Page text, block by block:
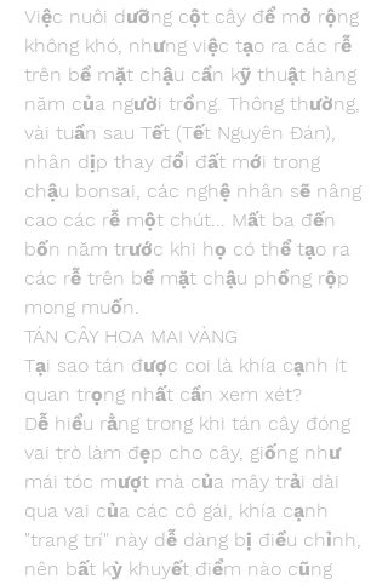
Việc nuôi dưỡng cột cây để mở rộng
không khó, nhưng việc tạo ra các rễ
trên bề mặt chậu cần kỹ thuật hàng
năm của người trồng. Thông thường,
vài tuần sau Tết (Tết Nguyên Đán),
nhân dịp thay đổi đất mới trong
chậu bonsai, các nghệ nhân sẽ nâng
cao các rễ một chút... Mất ba đến
bốn năm trước khi họ có thể tạo ra
các rễ trên bề mặt chậu phồng rộp
mong muốn.
TÁN CÂY HOA MAI VÀNG
Tại sao tán được coi là khía cạnh ít
quan trọng nhất cần xem xét?
Dễ hiểu rằng trong khi tán cây đóng
vai trò làm đẹp cho cây, giống như
mái tóc mượt mà của mây trải dài
qua vai của các cô gái, khía cạnh
"trang trí" này dễ dàng bị điều chỉnh,
nên bất kỳ khuyết điểm nào cũng